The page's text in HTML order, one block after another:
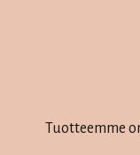
Tuotteemme